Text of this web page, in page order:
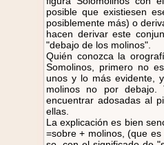
posible que existiesen
posiblemente más) o
hacen derivar este
"debajo de los molinos".
Quién conozca la
Somolinos, primero no
unos y lo más evidente,
molinos no por debajo.
encuentrar adosadas al
ellas.
La explicación es bien
=sobre + molinos, (que